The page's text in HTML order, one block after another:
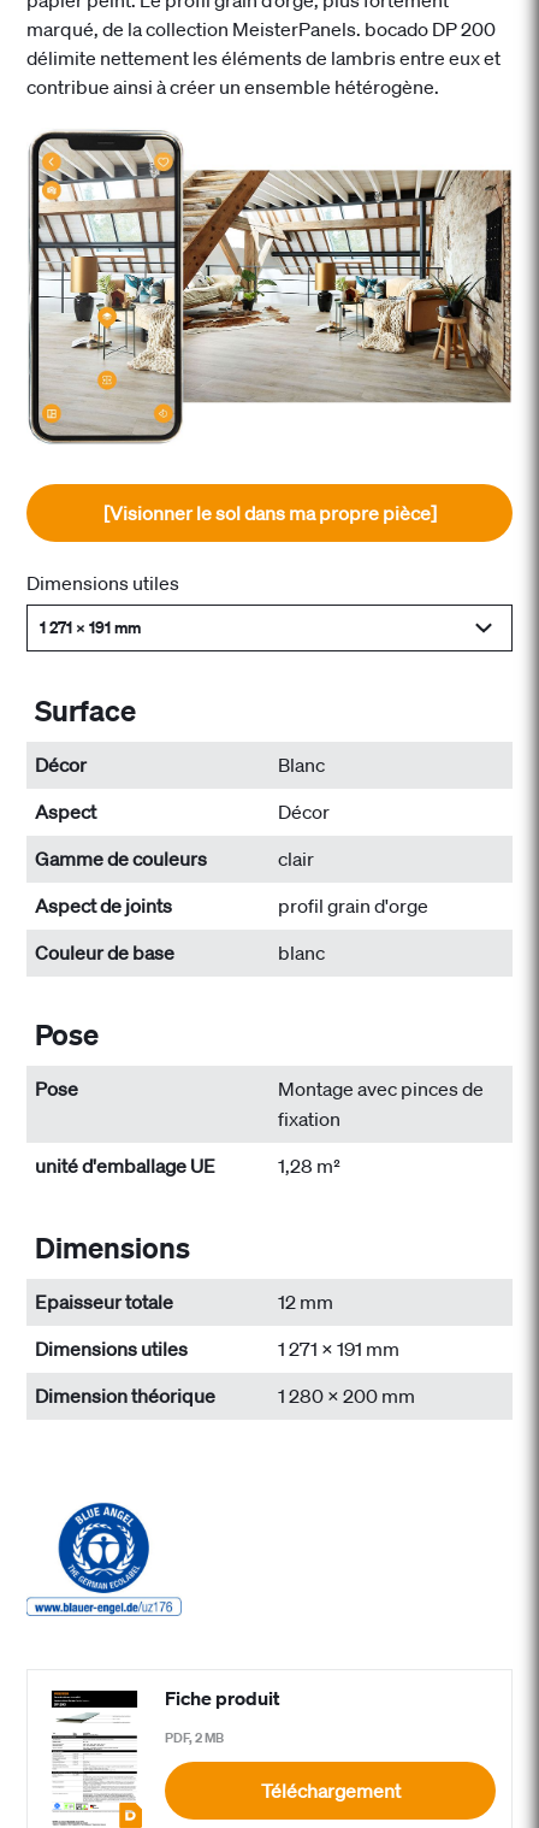
marqué, de la collection MeisterPanels. bocado DP 200
délimite nettement les éléments de lambris entre eux et
contribue ainsi à créer un ensemble hétérogène.
[Visionner le sol dans ma propre pièce]
Dimensions utiles
1 271 x 191 mm
Surface
Décor
Blanc
Aspect
Décor
Gamme de couleurs
clair
Aspect de joints
profil grain d'orge
Couleur de base
blanc
Pose
Pose
Montage avec pinces de
fixation
unité d'emballage UE
1,28 m²
Dimensions
Epaisseur totale
12 mm
Dimensions utiles
1 271 x 191 mm
Dimension théorique
1 280 x 200 mm
Fiche produit
PDF, 2 MB
Téléchargement